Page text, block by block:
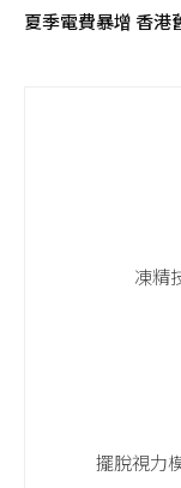
夏季電費暴增 香港
凍精
擺脫視力